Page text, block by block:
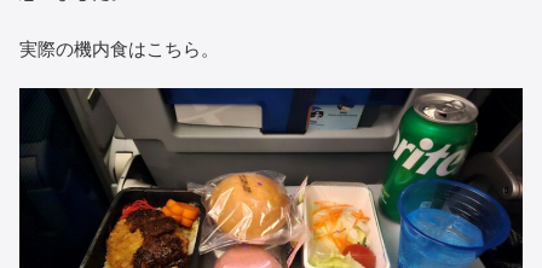
実際の機内食はこちら。